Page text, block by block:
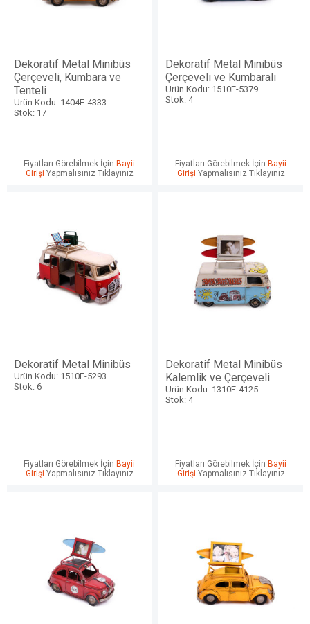
Dekoratif Metal Minibüs
Çerçeveli, Kumbara ve
Tenteli
Ürün Kodu: 1404E-4333
Stok: 17
Fiyatları Görebilmek İçin Bayii
Girişi Yapmalısınız Tıklayınız
Dekoratif Metal Minibüs
Çerçeveli ve Kumbaralı
Ürün Kodu: 1510E-5379
Stok: 4
Fiyatları Görebilmek İçin Bayii
Girişi Yapmalısınız Tıklayınız
Dekoratif Metal Minibüs
Ürün Kodu: 1510E-5293
Stok: 6
Fiyatları Görebilmek İçin Bayii
Girişi Yapmalısınız Tıklayınız
Dekoratif Metal Minibüs
Kalemlik ve Çerçeveli
Ürün Kodu: 1310E-4125
Stok: 4
Fiyatları Görebilmek İçin Bayii
Girişi Yapmalısınız Tıklayınız